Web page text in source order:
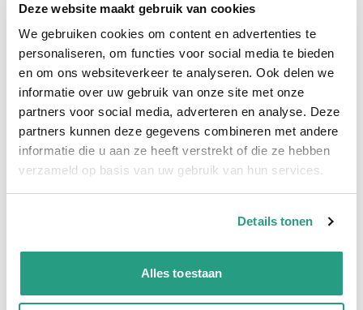
Deze website maakt gebruik van cookies
We gebruiken cookies om content en advertenties te
personaliseren, om functies voor social media te bieden
en om ons websiteverkeer te analyseren. Ook delen we
informatie over uw gebruik van onze site met onze
partners voor social media, adverteren en analyse. Deze
partners kunnen deze gegevens combineren met andere
informatie die u aan ze heeft verstrekt of die ze hebben
verzameld op basis van uw gebruik van hun services.
Details tonen
Alles toestaan
Snelle levering
Snel naar
Meer informatie
Meer informatie
Maatvoering koppeling 2 1/2"
We zijn beschikbaar van ma t/m vr van 08:00 tot 17:00 uur.
Neem contact met ons op